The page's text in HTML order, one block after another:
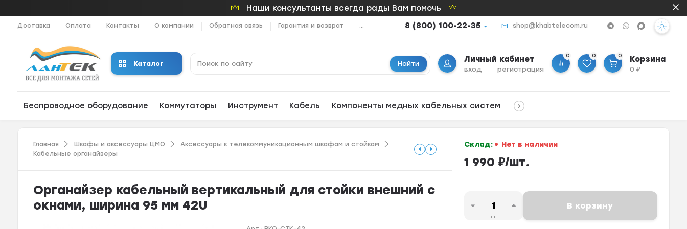
Наши консультанты всегда рады Вам помочь
Доставка Оплата Контакты О компании Обратная связь Гарантия и возврат ... 8 (800) 100-22-35 shop@khabtelecom.ru
Каталог Найти Личный кабинет
вход регистрация
0 0 0 Корзина
0₽
Беспроводное оборудование Коммутаторы Инструмент Кабель Компоненты медных кабельных систем
Главная Шкафы и аксессуары ЦМО
Аксессуары к телекоммуникационным шкафам и стойкам
Кабельные органайзеры
Органайзер кабельный вертикальный для стойки внешний с
окнами, ширина 95 мм 42U
Склад: Нет в наличии
1 990 ₽/шт.
шт.
В корзину